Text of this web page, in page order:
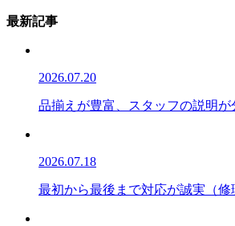
最新記事
2026.07.20
品揃えが豊富、スタッフの説明が
2026.07.18
最初から最後まで対応が誠実（修